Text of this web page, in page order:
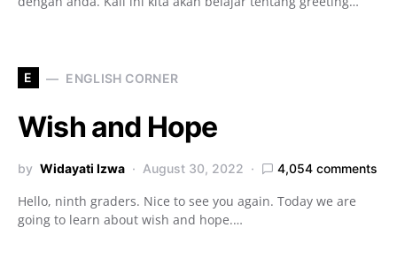
E ENGLISH CORNER
Wish and Hope
by Widayati Izwa August 30, 2022 4,054 comments
Hello, ninth graders. Nice to see you again. Today we are
going to learn about wish and hope.…